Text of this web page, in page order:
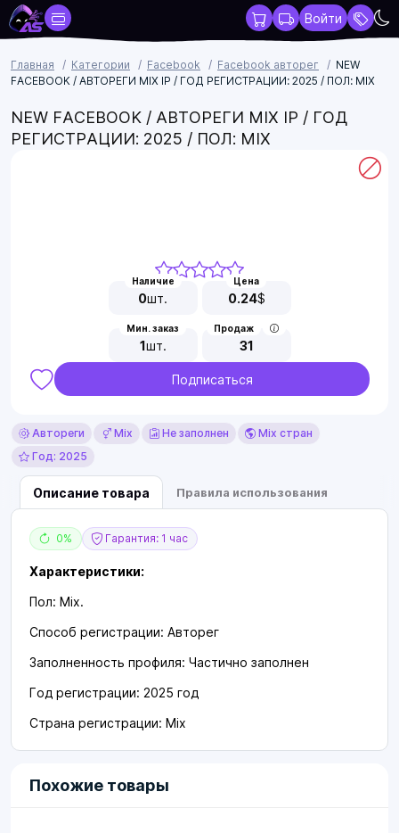
Войти
Главная Категории Facebook Facebook авторег
NEW
FACEBOOK / АВТОРЕГИ MIX IP / ГОД РЕГИСТРАЦИИ: 2025 / ПОЛ: MIX
NEW FACEBOOK / АВТОРЕГИ MIX IP / ГОД
РЕГИСТРАЦИИ: 2025 / ПОЛ: MIX
Наличие
0шт.
Цена
0.24$
Мин. заказ
1шт.
Продаж
31
Подписаться
Автореги Mix Не заполнен
Mix стран
Год: 2025
Описание товара Правила использования
0% Гарантия: 1 час
Характеристики:
Пол: Mix.
Способ регистрации: Авторег
Заполненность профиля: Частично заполнен
Год регистрации: 2025 год
Страна регистрации: Mix
Похожие товары